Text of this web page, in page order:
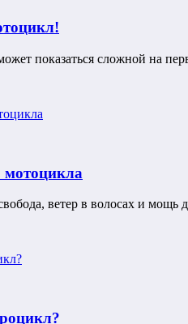
показаться сложной на
мотоцикла
ветер в волосах и мощь